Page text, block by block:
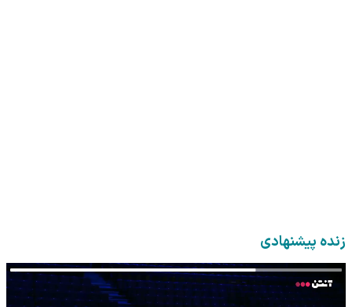
زنده پیشنهادی